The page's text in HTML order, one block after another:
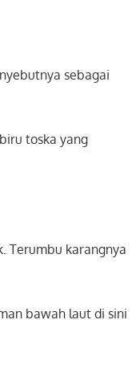
sebagai
toska yang
Terumbu karangnya
bawah laut di sini